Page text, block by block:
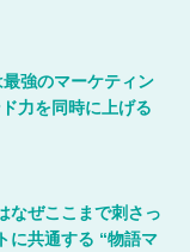
最強のマーケティン
力を同時に上げる
なぜここまで刺さっ
に共通する “物語マ